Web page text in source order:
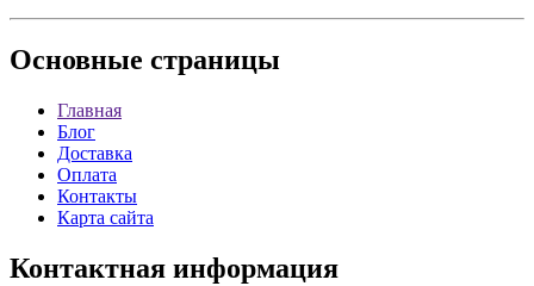
Основные страницы
Главная
Блог
Доставка
Оплата
Контакты
Карта сайта
Контактная информация